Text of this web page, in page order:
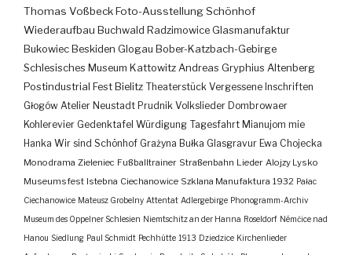
Thomas VoßbeckFoto-AusstellungSchönhof
Wiederaufbau Buchwald Radzimowice Glasmanufaktur
Bukowiec Beskiden Glogau Bober-Katzbach-Gebirge
Schlesisches Museum Kattowitz Andreas Gryphius Altenberg
Postindustrial Fest Bielitz Theaterstück Vergessene Inschriften
Głogów Atelier Neustadt Prudnik Volkslieder Dombrowaer
Kohlerevier Gedenktafel Würdigung Tagesfahrt Mianujom mie
Hanka Wir sind Schönhof Grażyna Bułka Glasgravur Ewa Chojecka
Monodrama Zieleniec Fußballtrainer Straßenbahn Lieder Alojzy Lysko
Museumsfest Istebna Ciechanowice Szklana Manufaktura 1932 Pałac
Ciechanowice Mateusz Grobelny Attentat Adlergebirge Phonogramm-Archiv
Museum des Oppelner Schlesien Niemtschitz an der Hanna Roseldorf Némčice nad
Hanou Siedlung Paul Schmidt Pechhütte 1913 Dziedzice Kirchenlieder